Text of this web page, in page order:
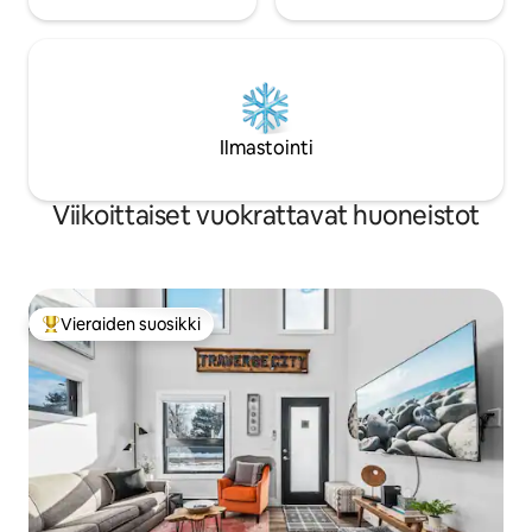
Ilmastointi
Viikoittaiset vuokrattavat huoneistot
Vieraiden suosikkien parhaimmistoa
Vieraiden suosikki